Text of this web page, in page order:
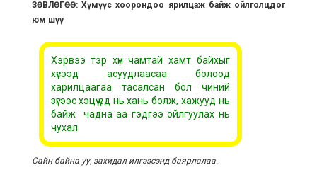
ЗӨВЛӨГӨӨ: Хүмүүс хоорондоо ярилцаж байж ойлголцдог
юм шүү
Хэрвээ тэр хүн чамтай хамт байхыг
хүсээд асуудлаасаа болоод
харилцаагаа тасалсан бол чиний
зүгээс хэцүү үед нь хань болж, хажууд нь
байж чадна аа гэдгээ ойлгуулах нь
чухал.
Сайн байна уу, захидал илгээсэнд баярлалаа.